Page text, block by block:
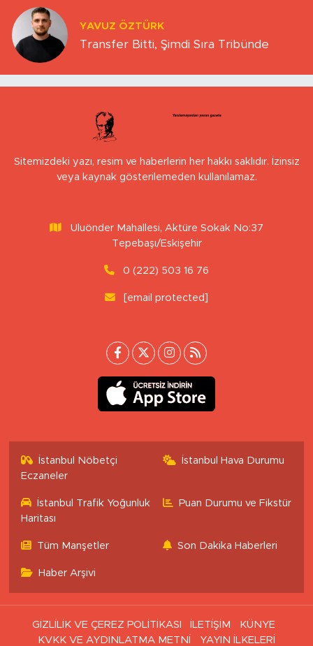
YAVUZ ÖZTÜRK
Transfer Bitti, Şimdi Sıra Tribünde
Sitemizdeki yazı, resim ve haberlerin her hakkı saklıdır. İzinsiz
veya kaynak gösterilemeden kullanılamaz.
Uluönder Mahallesi, Aktüre Sokak No:37
Tepebaşı/Eskişehir
0 (222) 503 16 76
[email protected]
İstanbul Nöbetçi
Eczaneler
İstanbul Hava Durumu
İstanbul Trafik Yoğunluk
Haritası
Puan Durumu ve Fikstür
Tüm Manşetler Son Dakika Haberleri
Haber Arşivi
GİZLİLİK VE ÇEREZ POLİTİKASI İLETİŞİM
KÜNYE
KVKK VE AYDINLATMA METNİ
YAYIN İLKELERİ